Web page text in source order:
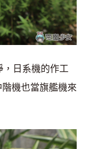
日系機的作工
機也當旗艦機來